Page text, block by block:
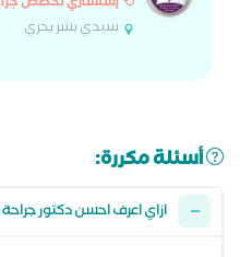
سيدي بشر بحري
أسئلة مكررة:
ازاي اعرف احسن دكتور